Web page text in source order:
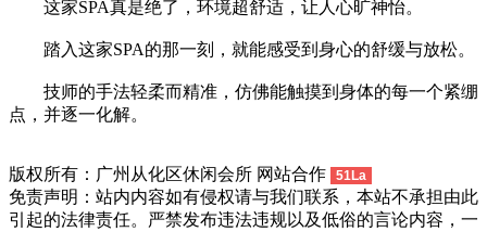
这家SPA真是绝了，环境超舒适，让人心旷神怡。
踏入这家SPA的那一刻，就能感受到身心的舒缓与放松。
技师的手法轻柔而精准，仿佛能触摸到身体的每一个紧绷
点，并逐一化解。
版权所有：广州从化区休闲会所 网站合作 51La
免责声明：站内内容如有侵权请与我们联系，本站不承担由此
引起的法律责任。严禁发布违法违规以及低俗的言论内容，一